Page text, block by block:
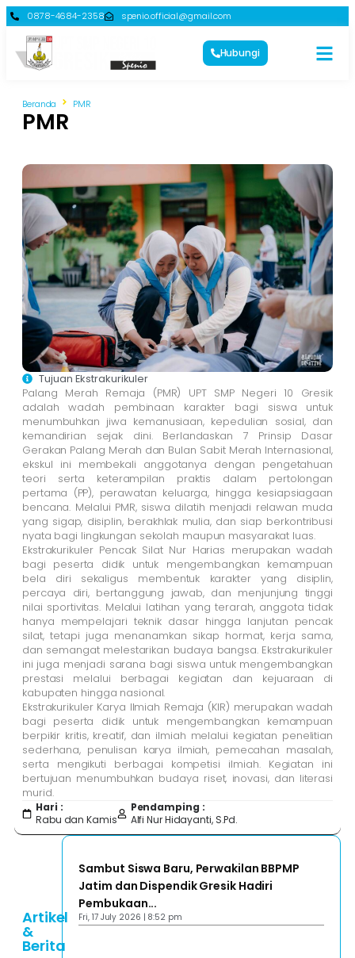
0878-4684-2358 spenio.official@gmail.com
Hubungi
Beranda PMR
PMR
Tujuan Ekstrakurikuler
Palang Merah Remaja (PMR) UPT SMP Negeri 10 Gresik
adalah wadah pembinaan karakter bagi siswa untuk
menumbuhkan jiwa kemanusiaan, kepedulian sosial, dan
kemandirian sejak dini. Berlandaskan 7 Prinsip Dasar
Gerakan Palang Merah dan Bulan Sabit Merah Internasional,
ekskul ini membekali anggotanya dengan pengetahuan
teori serta keterampilan praktis dalam pertolongan
pertama (PP), perawatan keluarga, hingga kesiapsiagaan
bencana. Melalui PMR, siswa dilatih menjadi relawan muda
yang sigap, disiplin, berakhlak mulia, dan siap berkontribusi
nyata bagi lingkungan sekolah maupun masyarakat luas.
Ekstrakurikuler Pencak Silat Nur Harias merupakan wadah
bagi peserta didik untuk mengembangkan kemampuan
bela diri sekaligus membentuk karakter yang disiplin,
percaya diri, bertanggung jawab, dan menjunjung tinggi
nilai sportivitas. Melalui latihan yang terarah, anggota tidak
hanya mempelajari teknik dasar hingga lanjutan pencak
silat, tetapi juga menanamkan sikap hormat, kerja sama,
dan semangat melestarikan budaya bangsa. Ekstrakurikuler
ini juga menjadi sarana bagi siswa untuk mengembangkan
prestasi melalui berbagai kegiatan dan kejuaraan di
kabupaten hingga nasional.
Ekstrakurikuler Karya Ilmiah Remaja (KIR) merupakan wadah
bagi peserta didik untuk mengembangkan kemampuan
berpikir kritis, kreatif, dan ilmiah melalui kegiatan penelitian
sederhana, penulisan karya ilmiah, pemecahan masalah,
serta mengikuti berbagai kompetisi ilmiah. Kegiatan ini
bertujuan menumbuhkan budaya riset, inovasi, dan literasi
murid.
Hari :
Rabu dan Kamis
Pendamping :
Alfi Nur Hidayanti, S.Pd.
Artikel
&
Berita
Sambut Siswa Baru, Perwakilan BBPMP
Jatim dan Dispendik Gresik Hadiri
Pembukaan...
Fri, 17 July 2026 | 8:52 pm